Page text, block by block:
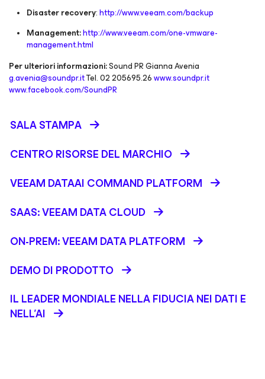
Disaster recovery:http://www.veeam.com/backup
Management:http://www.veeam.com/one-vmware-
management.html
Per ulteriori informazioni:Sound PR Gianna Avenia
g.avenia@soundpr.itTel. 02 205695.26www.soundpr.it
www.facebook.com/SoundPR
SALA STAMPA
CENTRO RISORSE DEL MARCHIO
VEEAM DATAAI COMMAND PLATFORM
SAAS: VEEAM DATA CLOUD
ON-PREM: VEEAM DATA PLATFORM
DEMO DI PRODOTTO
IL LEADER MONDIALE NELLA FIDUCIA NEI DATI E
NELL’AI